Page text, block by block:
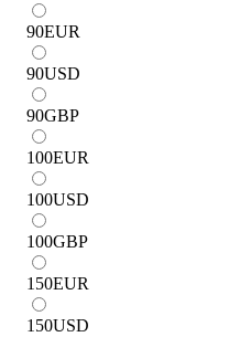
90EUR
90USD
90GBP
100EUR
100USD
100GBP
150EUR
150USD